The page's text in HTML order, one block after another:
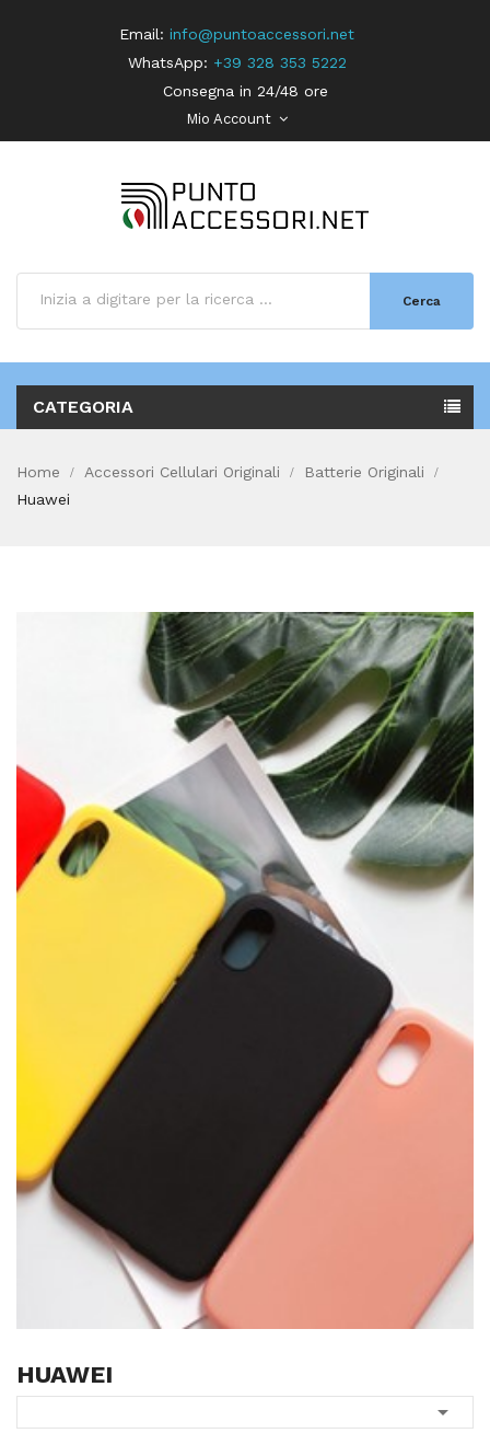
Email: info@puntoaccessori.net
WhatsApp: +39 328 353 5222
Consegna in 24/48 ore
Mio Account
Cerca
CATEGORIA
Home Accessori Cellulari Originali
Batterie Originali
Huawei
HUAWEI
